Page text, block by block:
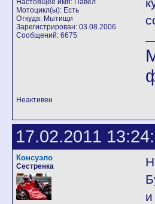
Настоящее имя: Павел
Мотоцикл(ы): Есть
Откуда: Мытищи
Зарегистрирован: 03.08.2006
Сообщений: 6675
Неактивен
17.02.2011
Консуэло
Сестренка